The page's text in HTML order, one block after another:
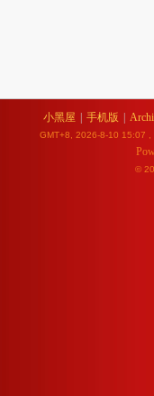
小黑屋 手机版
GMT+8, 2026-8-10 15:07
©